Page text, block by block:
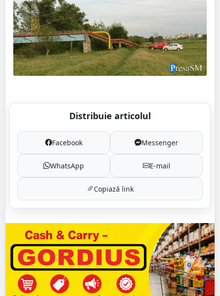
Distribuie articolul
Facebook Messenger
WhatsApp E-mail
Copiază link